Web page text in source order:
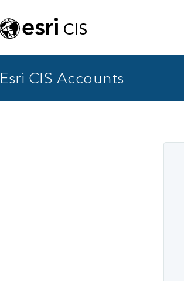
esri CIS
Esri CIS Accounts